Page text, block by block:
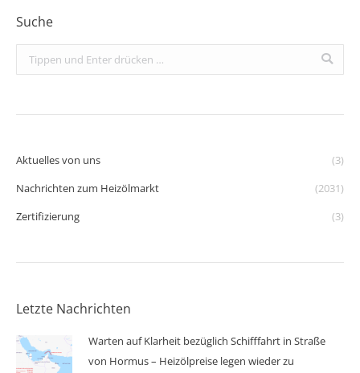
Suche
Search:
Aktuelles von uns
(3)
Nachrichten zum Heizölmarkt
(2031)
Zertifizierung
(3)
Letzte Nachrichten
Warten auf Klarheit bezüglich Schifffahrt in Straße
von Hormus – Heizölpreise legen wieder zu